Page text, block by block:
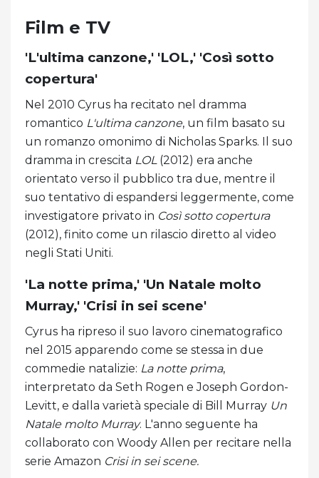
Film e TV
'L'ultima canzone,' 'LOL,' 'Così sotto
copertura'
Nel 2010 Cyrus ha recitato nel dramma
romantico L'ultima canzone, un film basato su
un romanzo omonimo di Nicholas Sparks. Il suo
dramma in crescita LOL (2012) era anche
orientato verso il pubblico tra due, mentre il
suo tentativo di espandersi leggermente, come
investigatore privato in Così sotto copertura
(2012), finito come un rilascio diretto al video
negli Stati Uniti.
'La notte prima,' 'Un Natale molto
Murray,' 'Crisi in sei scene'
Cyrus ha ripreso il suo lavoro cinematografico
nel 2015 apparendo come se stessa in due
commedie natalizie: La notte prima,
interpretato da Seth Rogen e Joseph Gordon-
Levitt, e dalla varietà speciale di Bill Murray Un
Natale molto Murray. L'anno seguente ha
collaborato con Woody Allen per recitare nella
serie Amazon Crisi in sei scene.